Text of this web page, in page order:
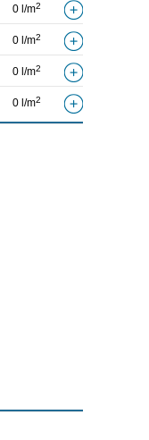
0 l/m2
0 l/m2
0 l/m2
0 l/m2